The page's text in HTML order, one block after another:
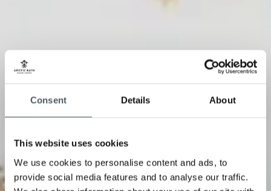
Consent Details About
This website uses cookies
We use cookies to personalise content and ads, to
provide social media features and to analyse our traffic.